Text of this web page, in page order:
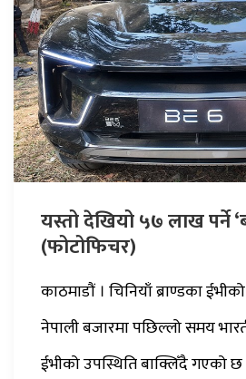
यस्तो देखियो ५७ लाख पर्ने
(फोटोफिचर)
काठमाडौं । चिनियाँ ब्राण्डका
नेपाली बजारमा पछिल्लो समय
ईभीको उपस्थिति बाक्लिँदै गएको छ